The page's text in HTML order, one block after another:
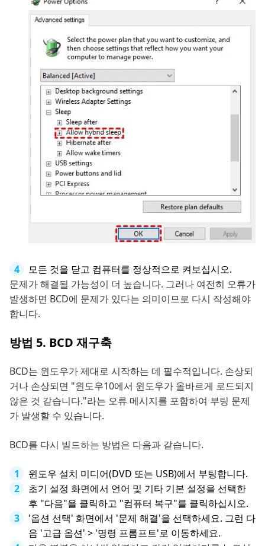
모든 것을 닫고 컴퓨터를 정상적으로 켜보십시오.
문제가 해결될 가능성이 더 높습니다. 그러나 여전히 오류가
발생하면 BCD에 문제가 있다는 의미이므로 다시 작성해야
합니다.
방법 5. BCD 재구축
BCD는 윈도우가 제대로 시작하는 데 필수적입니다. 손상되
거나 손상되면 "윈도우10에서 윈도우가 올바르게 로드되지
않은 것 같습니다."라는 오류 메시지를 포함하여 부팅 문제
가 발생할 수 있습니다.
BCD를 다시 빌드하는 방법은 다음과 같습니다.
윈도우 설치 미디어(DVD 또는 USB)에서 부팅합니다.
초기 설정 화면에서 언어 및 기타 기본 설정을 선택한
후 "다음"을 클릭하고 "컴퓨터 복구"를 클릭하십시오.
'옵션 선택' 화면에서 '문제 해결'을 선택하세요. 그런 다
음 '고급 옵션' > '명령 프롬프트'로 이동하세요.